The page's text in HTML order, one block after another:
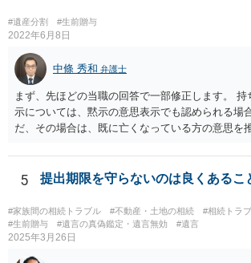
#遺産分割 #生前贈与
2022年6月8日
中條 秀和 弁護士
まず、先ほどの当職の回答で一部修正します。
示については、黙示の意思表示でも認められる場
だ、その場合は、既に亡くなっている方の意思を
持ち戻し免除の意思表示は書面で明確にしておい
う結論は変わりません。 誤解を与えるような回
た。 文言については、「〇〇に対する生前贈与に
戻しをすべて免除する」というのがオーソドック
心配ならば、弁護士のところに行って、特別受益
ついて説明した上で、適切な文言についてご相談
しょうか。
5 提出期限を守らないのは良くあるこ
#家族間の相続トラブル #不動産・土地の相続
#相続トラ
#生前贈与
#遺言の真偽鑑定・遺言無効 #遺言
2025年3月26日